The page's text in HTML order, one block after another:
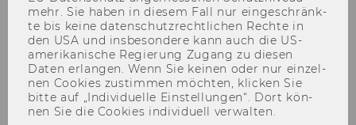
About the Conference
mehr. Sie haben in die­sem Fall nur ein­ge­schränk­
te bis keine da­ten­schutz­recht­li­chen Rech­te in
den USA und ins­be­son­de­re kann auch die US-​
amerikanische Re­gie­rung Zu­gang zu die­sen
Daten er­lan­gen. Wenn Sie kei­nen oder nur ein­zel­
nen Coo­kies zu­stim­men möch­ten, kli­cken Sie
bitte auf „In­di­vi­du­el­le Ein­stel­lun­gen“. Dort kön­
nen Sie die Coo­kies in­di­vi­du­ell ver­wal­ten.